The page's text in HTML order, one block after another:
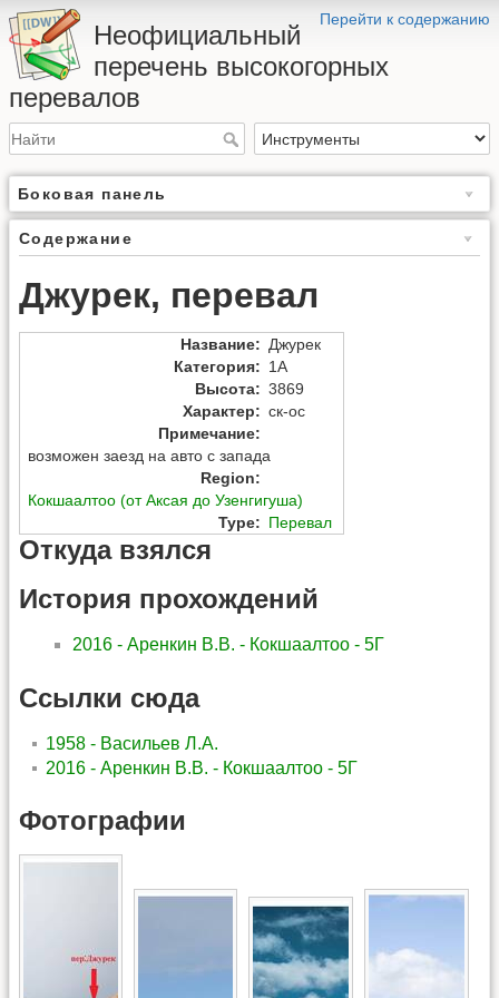
Перейти к содержанию
Неофициальный
перечень высокогорных
перевалов
Боковая панель
Содержание
Джурек, перевал
Название: Джурек
Категория: 1А
Высота: 3869
Характер: ск-ос
Примечание:
возможен заезд на авто с запада
Region:
Кокшаалтоо (от Аксая до Узенгигуша)
Type: Перевал
Откуда взялся
История прохождений
2016 - Аренкин В.В. - Кокшаалтоо - 5Г
Ссылки сюда
1958 - Васильев Л.А.
2016 - Аренкин В.В. - Кокшаалтоо - 5Г
Фотографии